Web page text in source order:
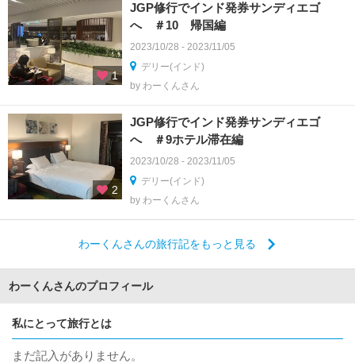
1
JGP修行でインド発券サンディエゴ
へ ＃10 帰国編
2023/10/28 - 2023/11/05
デリー(インド)
by わーくんさん
2
JGP修行でインド発券サンディエゴ
へ ＃9ホテル滞在編
2023/10/28 - 2023/11/05
デリー(インド)
by わーくんさん
わーくんさんの旅行記をもっと見る
わーくんさんのプロフィール
私にとって旅行とは
まだ記入がありません。